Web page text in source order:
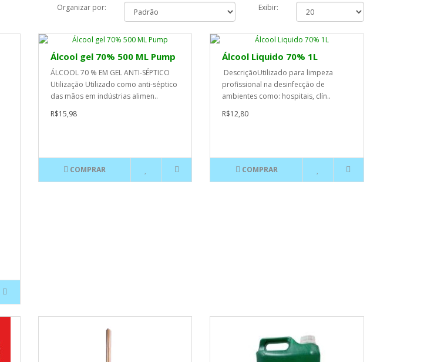
Organizar por:
Exibir:
Álcool gel 70% 500 ML Pump
ÁLCOOL 70 % EM GEL ANTI-SÉPTICO
Utilização Utilizado como anti-séptico
das mãos em indústrias alimen..
R$15,98
COMPRAR
Álcool Liquido 70% 1L
DescriçãoUtilizado para limpeza
profissional na desinfecção de
ambientes como: hospitais, clín..
R$12,80
COMPRAR